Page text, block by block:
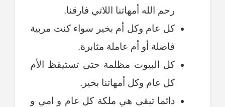
رحم الله أمهاتنا اللاتي فارقنا.
كل عام وكل أم بخير سواء كنت مربية
فاضلة أو أم عاملة مثابرة.
كل البيوت مظلمة حتى تستيقظ الأم
كل عام وكل أمهاتنا بخير.
دائما تبقى هي ملكة كل عام و امي و